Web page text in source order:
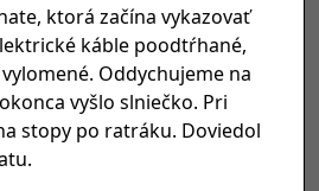
ktorá začína vykazovať
káble poodtŕhané,
Oddychujeme na
vyšlo slniečko. Pri
stopy po ratráku. Doviedol